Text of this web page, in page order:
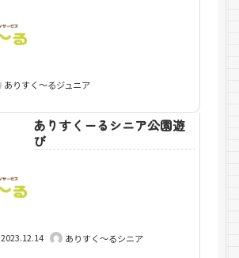
ありすく～るジュニア
ありすくーるシニア公園遊
び
2023.12.14 ありすく～るシニア